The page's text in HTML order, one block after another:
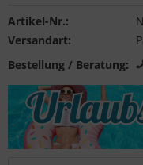
Artikel-Nr.:
Versandart:
Bestellung / Beratung: